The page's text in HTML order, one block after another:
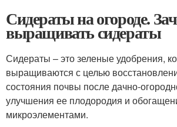
Сидераты на огороде.
выращивать сидераты
Сидераты – это зеленые удобрения,
выращиваются с целью
состояния почвы после дачно-
улучшения ее плодородия и
микроэлементами.